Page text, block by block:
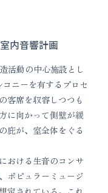
内音響計画
活動の中心施設とし
ニーを有するプロセ
客席を収容しつつも
に向かって側壁が緩
庇が、室全体をぐる
おける生音のコンサ
ポピュラーミュージ